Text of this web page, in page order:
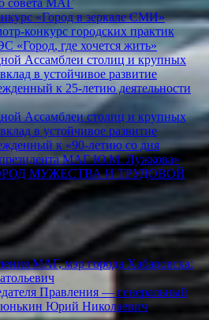
«Город в зеркале СМИ»
конкурс городских практик
«Город, где хочется жить»
Ассамблеи столиц и крупных
в устойчивое развитие
к 25-летию деятельности
Ассамблеи столиц и крупных
в устойчивое развитие
к «90-летию со дня
МАГ Ю.М. Лужкова»
МУЖЕСТВА И ТРУДОВОЙ
МАГ, мэр города Хабаровска:
Правления — генеральный
Юрий Николаевич